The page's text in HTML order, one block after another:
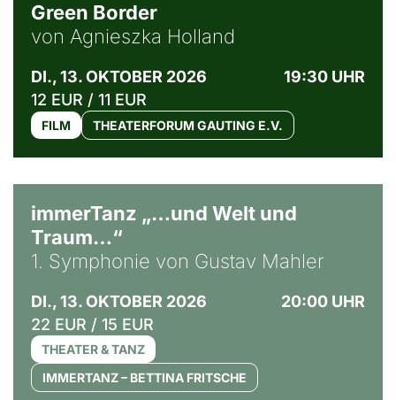
Green Border
von Agnieszka Holland
DI., 13. OKTOBER 2026
19:30 UHR
12 EUR / 11 EUR
FILM THEATERFORUM GAUTING E.V.
immerTanz „…und Welt und
Traum…“
1. Symphonie von Gustav Mahler
DI., 13. OKTOBER 2026
20:00 UHR
22 EUR / 15 EUR
THEATER & TANZ
IMMERTANZ – BETTINA FRITSCHE